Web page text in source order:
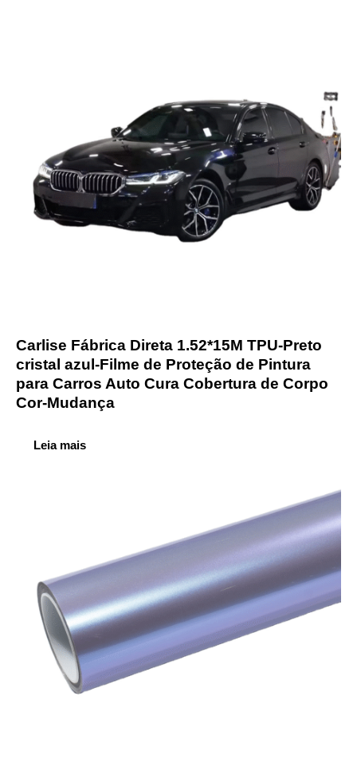
Carlise Fábrica Direta 1.52*15M TPU-Preto
cristal azul-Filme de Proteção de Pintura
para Carros Auto Cura Cobertura de Corpo
Cor-Mudança
Leia mais